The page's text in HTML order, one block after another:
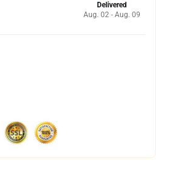
Delivered
Aug. 02 - Aug. 09